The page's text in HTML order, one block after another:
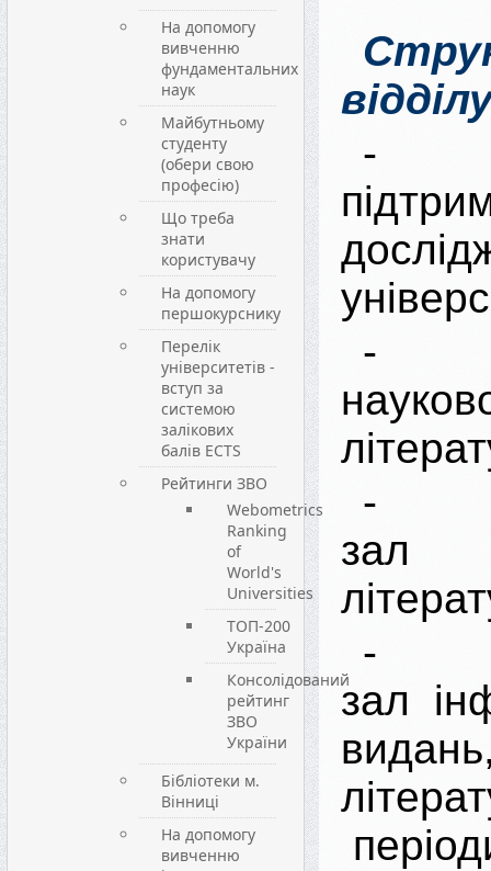
На допомогу
вивченню
фундаментальних
наук
Майбутньому
студенту
(обери свою
професію)
Що треба
знати
користувачу
На допомогу
першокурснику
Перелік
університетів -
вступ за
системою
залікових
балів ECTS
Рейтинги ЗВО
Webometrics
Ranking
of
World's
Universities
ТОП-200
Україна
Консолідований
рейтинг
ЗВО
України
Бібліотеки м.
Вінниці
На допомогу
вивченню
-
-
-
зал
-
зал